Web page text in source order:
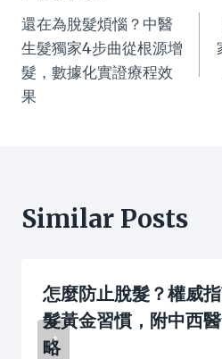
navigation
還在為脫髮煩惱？中醫
生髮獨家4步曲從根源增
髮，數據化實證療程效
果
Similar Posts
怎麼防止脫髮？權威
髮黃金習慣，附中西
略